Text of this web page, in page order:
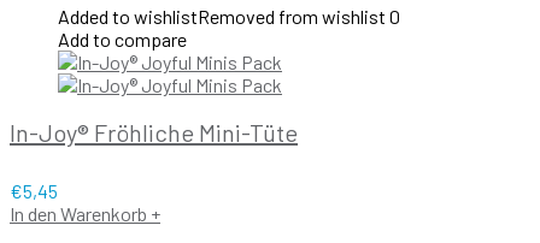
Added to wishlistRemoved from wishlist 0
Add to compare
In-Joy® Fröhliche Mini-Tüte
€5,45
In den Warenkorb +